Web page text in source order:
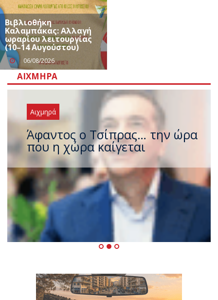
Βιβλιοθήκη
Καλαμπάκας: Αλλαγή
ωραρίου λειτουργίας
(10–14 Αυγούστου)
06/08/2026
ΑΙΧΜΗΡΆ
Αιχμηρά
Άφαντος ο Τσίπρας… την ώρα
που η χώρα καίγεται